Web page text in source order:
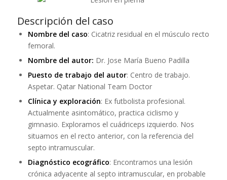
Descripción del caso
Nombre del caso: Cicatriz residual en el músculo recto
femoral.
Nombre del autor: Dr. Jose María Bueno Padilla
Puesto de trabajo del autor: Centro de trabajo.
Aspetar. Qatar National Team Doctor
Clínica y exploración: Ex futbolista profesional.
Actualmente asintomático, practica ciclismo y
gimnasio. Exploramos el cuádriceps izquierdo. Nos
situamos en el recto anterior, con la referencia del
septo intramuscular.
Diagnóstico ecográfico: Encontramos una lesión
crónica adyacente al septo intramuscular, en probable